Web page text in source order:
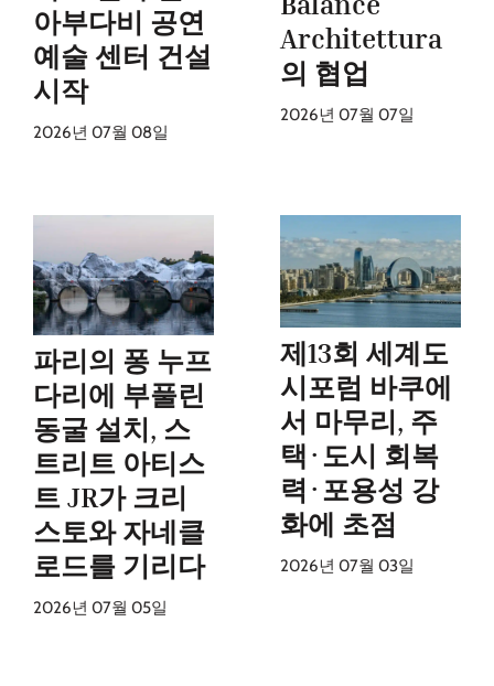
아부다비 공연
예술 센터 건설
시작
2026년 07월 08일
Architettura
의 협업
2026년 07월 07일
파리의 퐁 누프
다리에 부풀린
동굴 설치, 스
트리트 아티스
트 JR가 크리
스토와 자네클
로드를 기리다
2026년 07월 05일
제13회 세계도
시포럼 바쿠에
서 마무리, 주
택·도시 회복
력·포용성 강
화에 초점
2026년 07월 03일